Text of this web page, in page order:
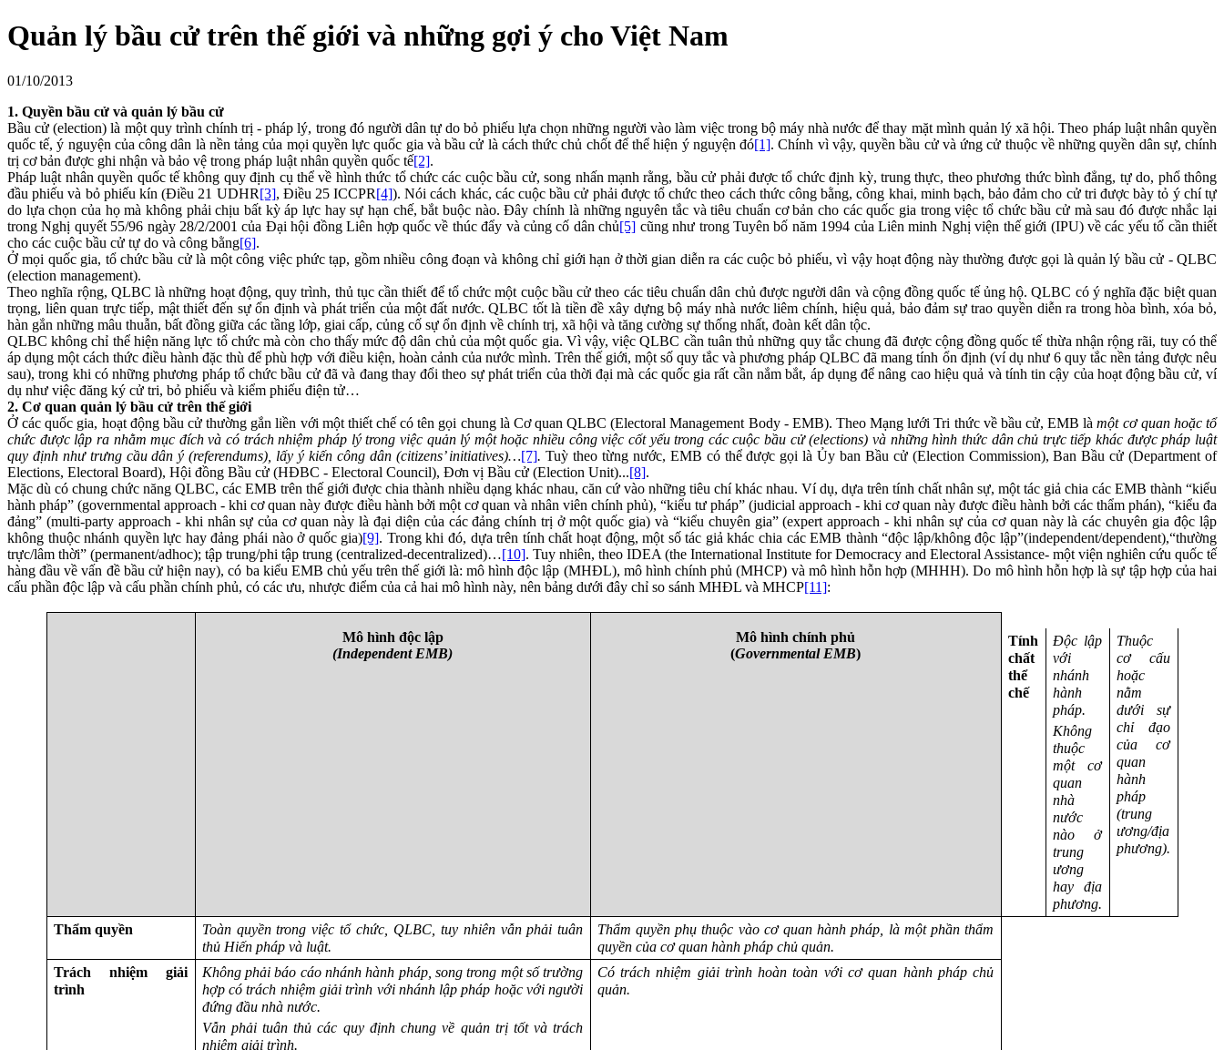
Quản lý bầu cử trên thế giới và những gợi ý cho Việt Nam
01/10/2013
1. Quyền bầu cử và quản lý bầu cử
Bầu cử (election) là một quy trình chính trị - pháp lý, trong đó người dân tự do bỏ phiếu lựa chọn những người vào làm việc trong bộ máy nhà nước để thay mặt mình quản lý xã hội. Theo pháp luật nhân quyền
quốc tế, ý nguyện của công dân là nền tảng của mọi quyền lực quốc gia và bầu cử là cách thức chủ chốt để thể hiện ý nguyện đó[1]. Chính vì vậy, quyền bầu cử và ứng cử thuộc về những quyền dân sự, chính
trị cơ bản được ghi nhận và bảo vệ trong pháp luật nhân quyền quốc tế[2].
Pháp luật nhân quyền quốc tế không quy định cụ thể về hình thức tổ chức các cuộc bầu cử, song nhấn mạnh rằng, bầu cử phải được tổ chức định kỳ, trung thực, theo phương thức bình đẳng, tự do, phổ thông
đầu phiếu và bỏ phiếu kín (Điều 21 UDHR[3], Điều 25 ICCPR[4]). Nói cách khác, các cuộc bầu cử phải được tổ chức theo cách thức công bằng, công khai, minh bạch, bảo đảm cho cử tri được bày tỏ ý chí tự
do lựa chọn của họ mà không phải chịu bất kỳ áp lực hay sự hạn chế, bắt buộc nào. Đây chính là những nguyên tắc và tiêu chuẩn cơ bản cho các quốc gia trong việc tổ chức bầu cử mà sau đó được nhắc lại
trong Nghị quyết 55/96 ngày 28/2/2001 của Đại hội đồng Liên hợp quốc về thúc đẩy và củng cố dân chủ[5] cũng như trong Tuyên bố năm 1994 của Liên minh Nghị viện thế giới (IPU) về các yếu tố cần thiết
cho các cuộc bầu cử tự do và công bằng[6].
Ở mọi quốc gia, tổ chức bầu cử là một công việc phức tạp, gồm nhiều công đoạn và không chỉ giới hạn ở thời gian diễn ra các cuộc bỏ phiếu, vì vậy hoạt động này thường được gọi là quản lý bầu cử - QLBC
(election management).
Theo nghĩa rộng, QLBC là những hoạt động, quy trình, thủ tục cần thiết để tổ chức một cuộc bầu cử theo các tiêu chuẩn dân chủ được người dân và cộng đồng quốc tế ủng hộ. QLBC có ý nghĩa đặc biệt quan
trọng, liên quan trực tiếp, mật thiết đến sự ổn định và phát triển của một đất nước. QLBC tốt là tiền đề xây dựng bộ máy nhà nước liêm chính, hiệu quả, bảo đảm sự trao quyền diễn ra trong hòa bình, xóa bỏ,
hàn gắn những mâu thuẫn, bất đồng giữa các tầng lớp, giai cấp, củng cố sự ổn định về chính trị, xã hội và tăng cường sự thống nhất, đoàn kết dân tộc.
QLBC không chỉ thể hiện năng lực tổ chức mà còn cho thấy mức độ dân chủ của một quốc gia. Vì vậy, việc QLBC cần tuân thủ những quy tắc chung đã được cộng đồng quốc tế thừa nhận rộng rãi, tuy có thể
áp dụng một cách thức điều hành đặc thù để phù hợp với điều kiện, hoàn cảnh của nước mình. Trên thế giới, một số quy tắc và phương pháp QLBC đã mang tính ổn định (ví dụ như 6 quy tắc nền tảng được nêu
sau), trong khi có những phương pháp tổ chức bầu cử đã và đang thay đổi theo sự phát triển của thời đại mà các quốc gia rất cần nắm bắt, áp dụng để nâng cao hiệu quả và tính tin cậy của hoạt động bầu cử, ví
dụ như việc đăng ký cử tri, bỏ phiếu và kiểm phiếu điện tử…
2. Cơ quan quản lý bầu cử trên thế giới
Ở các quốc gia, hoạt động bầu cử thường gắn liền với một thiết chế có tên gọi chung là Cơ quan QLBC (Electoral Management Body- EMB). Theo Mạng lưới Tri thức về bầu cử, EMB làmột cơ quan hoặc tổ
chức được lập ra nhằm mục đích và có trách nhiệm pháp lý trong việc quản lý một hoặc nhiều công việc cốt yếu trong các cuộc bầu cử (elections) và những hình thức dân chủ trực tiếp khác được pháp luật
quy định như trưng cầu dân ý (referendums), lấy ý kiến công dân (citizens’ initiatives)…[7].Tuỳ theo từng nước, EMB có thể được gọi là Ủy ban Bầu cử (Election Commission), Ban Bầu cử (Department of
Elections, Electoral Board), Hội đồng Bầu cử (HĐBC - Electoral Council), Đơn vị Bầu cử (Election Unit)...[8].
Mặc dù có chung chức năng QLBC, các EMB trên thế giới được chia thành nhiều dạng khác nhau, căn cứ vào những tiêu chí khác nhau. Ví dụ, dựa trên tính chất nhân sự, một tác giả chia các EMB thành “kiểu
hành pháp” (governmental approach - khi cơ quan này được điều hành bởi một cơ quan và nhân viên chính phủ), “kiểu tư pháp” (judicial approach - khi cơ quan này được điều hành bởi các thẩm phán), “kiểu đa
đảng” (multi-party approach - khi nhân sự của cơ quan này là đại diện của các đảng chính trị ở một quốc gia) và “kiểu chuyên gia” (expert approach -khi nhân sự của cơ quan này là các chuyên gia độc lập
không thuộc nhánh quyền lực hay đảng phái nào ở quốc gia)[9]. Trong khi đó, dựa trên tính chất hoạt động, một số tác giả khác chia các EMB thành “độc lập/không độc lập”(independent/dependent),“thường
trực/lâm thời” (permanent/adhoc); tập trung/phi tập trung (centralized-decentralized)…[10]. Tuy nhiên, theo IDEA (the International Institute for Democracy and Electoral Assistance- một viện nghiên cứu quốc tế
hàng đầu về vấn đề bầu cử hiện nay), có ba kiểu EMB chủ yếu trên thế giới là: mô hình độc lập (MHĐL), mô hình chính phủ (MHCP) và mô hình hỗn hợp (MHHH). Do mô hình hỗn hợp là sự tập hợp của hai
cấu phần độc lập và cấu phần chính phủ, có các ưu, nhược điểm của cả hai mô hình này, nên bảng dưới đây chỉ so sánh MHĐL và MHCP[11]:
Mô hình độc lập
(Independent EMB)
Mô hình chính phủ
(Governmental EMB)
Tính
chất
thể
chế
Độc lập
với
nhánh
hành
pháp.
Không
thuộc
một cơ
quan
nhà
nước
nào ở
trung
ương
hay địa
phương.
Thuộc
cơ cấu
hoặc
nằm
dưới sự
chỉ đạo
của cơ
quan
hành
pháp
(trung
ương/địa
phương).
Thẩm quyền
Toàn quyền trong việc tổ chức, QLBC, tuy nhiên vẫn phải tuân
thủ Hiến pháp và luật.
Thẩm quyền phụ thuộc vào cơ quan hành pháp, là một phần thẩm
quyền của cơ quan hành pháp chủ quản.
Trách nhiệm giải
trình
Không phải báo cáo nhánh hành pháp, song trong một số trường
hợp có trách nhiệm giải trình với nhánh lập pháp hoặc với người
đứng đầu nhà nước.
Vẫn phải tuân thủ các quy định chung về quản trị tốt và trách
nhiệm giải trình.
Có trách nhiệm giải trình hoàn toàn với cơ quan hành pháp chủ
quản.